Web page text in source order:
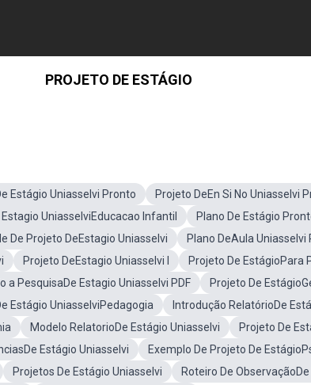
PROJETO DE ESTÁGIO
Estágio Uniasselvi Pronto
Projeto DeEn Si No Uniasselvi
UniasselviEducacao Infantil
Plano De Estágio
De Projeto DeEstagio Uniasselvi
Plano DeAula Uniasselvi
Projeto DeEstagio Uniasselvi I
Projeto De EstágioPara
a PesquisaDe Estagio Uniasselvi PDF
Projeto De
Estágio UniasselviPedagogia
Introdução RelatórioDe
Modelo RelatorioDe Estágio Uniasselvi
Projeto De
Estágio Uniasselvi
Exemplo De Projeto De
Projetos De Estágio Uniasselvi
Roteiro De